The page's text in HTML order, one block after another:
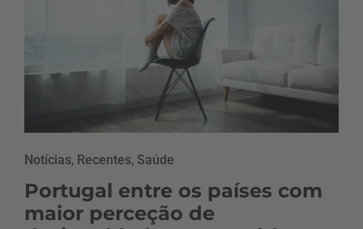
Notícias, Recentes, Saúde
Portugal entre os países com
maior perceção de